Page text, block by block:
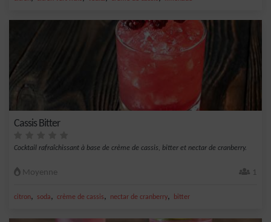
Cassis Bitter
Cocktail rafraîchissant à base de crème de cassis, bitter et nectar de cranberry.
Moyenne 1
citron, soda, crème de cassis, nectar de cranberry, bitter